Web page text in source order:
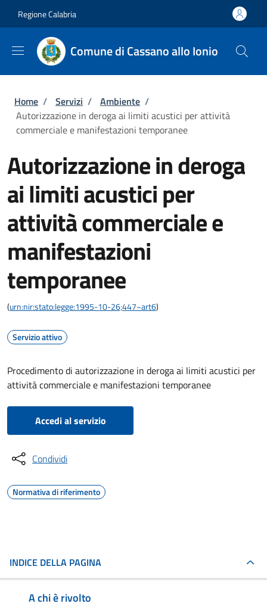
Regione Calabria
Comune di Cassano allo Ionio
Briciole di pane
Home / Servizi / Ambiente /
Autorizzazione in deroga ai limiti acustici per attività
commerciale e manifestazioni temporanee
Autorizzazione in deroga
ai limiti acustici per
attività commerciale e
manifestazioni
temporanee
(urn:nir:stato:legge:1995-10-26;447~art6)
Servizio attivo
Procedimento di autorizzazione in deroga ai limiti acustici per
attività commerciale e manifestazioni temporanee
Accedi al servizio
Condividi
Normativa di riferimento
INDICE DELLA PAGINA
A chi è rivolto